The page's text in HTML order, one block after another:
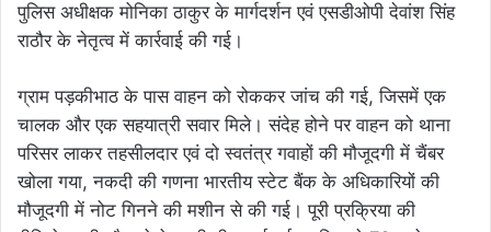
पुलिस अधीक्षक मोनिका ठाकुर के मार्गदर्शन एवं एसडीओपी देवांश सिंह
राठौर के नेतृत्व में कार्रवाई की गई।
ग्राम पड़कीभाठ के पास वाहन को रोककर जांच की गई, जिसमें एक
चालक और एक सहयात्री सवार मिले। संदेह होने पर वाहन को थाना
परिसर लाकर तहसीलदार एवं दो स्वतंत्र गवाहों की मौजूदगी में चैंबर
खोला गया, नकदी की गणना भारतीय स्टेट बैंक के अधिकारियों की
मौजूदगी में नोट गिनने की मशीन से की गई। पूरी प्रक्रिया की